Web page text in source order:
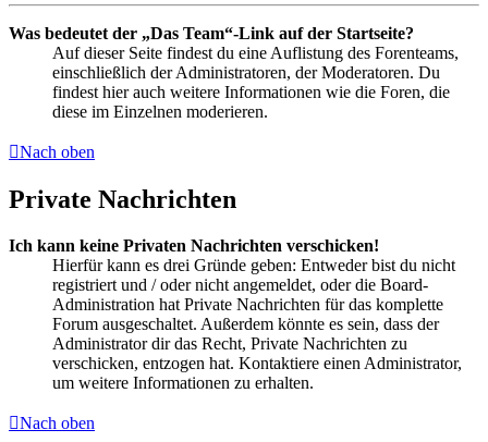
Was bedeutet der „Das Team“-Link auf der Startseite?
Auf dieser Seite findest du eine Auflistung des Forenteams,
einschließlich der Administratoren, der Moderatoren. Du
findest hier auch weitere Informationen wie die Foren, die
diese im Einzelnen moderieren.
Nach oben
Private Nachrichten
Ich kann keine Privaten Nachrichten verschicken!
Hierfür kann es drei Gründe geben: Entweder bist du nicht
registriert und / oder nicht angemeldet, oder die Board-
Administration hat Private Nachrichten für das komplette
Forum ausgeschaltet. Außerdem könnte es sein, dass der
Administrator dir das Recht, Private Nachrichten zu
verschicken, entzogen hat. Kontaktiere einen Administrator,
um weitere Informationen zu erhalten.
Nach oben